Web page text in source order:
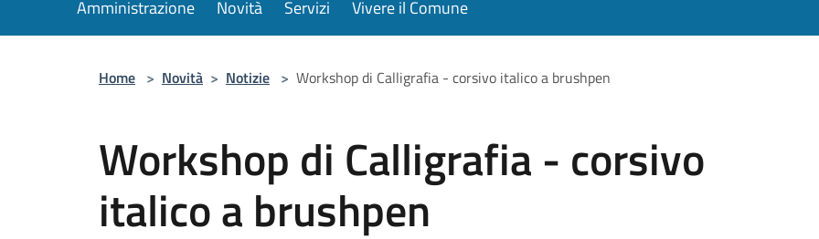
Amministrazione Novità Servizi Vivere il Comune
Home > Novità > Notizie > Workshop di Calligrafia - corsivo italico a brushpen
Workshop di Calligrafia - corsivo
italico a brushpen